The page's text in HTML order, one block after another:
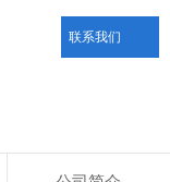
联系我们